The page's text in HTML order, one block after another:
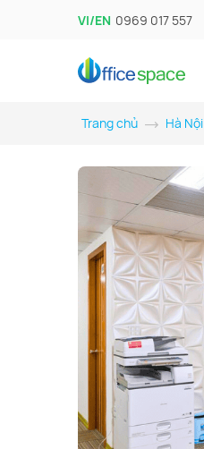
VI/EN 0969 017 557
Trang chủ Hà Nội